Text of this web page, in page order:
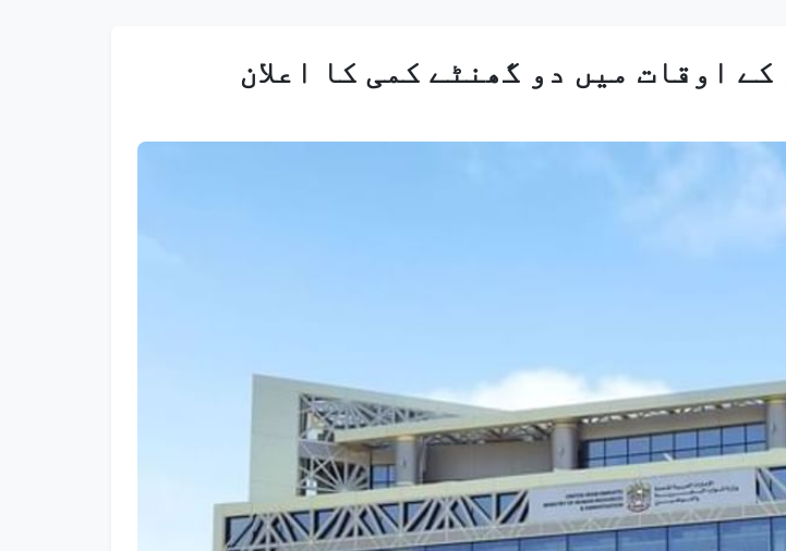
اوقات میں دو گھنٹے کمی کا اعلان